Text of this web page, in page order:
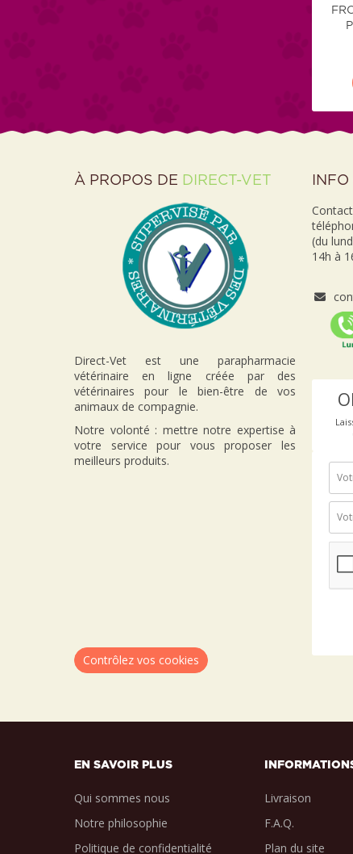
À PROPOS DE DIRECT-VET
Direct-Vet est une parapharmacie
vétérinaire en ligne créée par des
vétérinaires pour le bien-être de vos
animaux de compagnie.
Notre volonté : mettre notre expertise à
votre service pour vous proposer les
meilleurs produits.
INFO
(du
14h à
Contrôlez vos cookies
EN SAVOIR PLUS
Qui sommes nous
Notre philosophie
Politique de confidentialité
Livraison
F.A.Q.
Plan du site